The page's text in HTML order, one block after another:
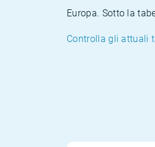
Europa. Sotto la
Controlla gli attuali